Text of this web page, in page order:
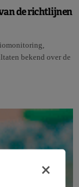
de richtlijnen
bekend over de
×